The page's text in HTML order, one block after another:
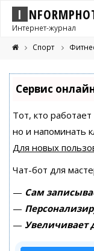
I NFORMPHO
Интернет-журнал
Спорт
Сервис
Тот, кто
но и напоминать
Для новых
Чат-бот для
— Сам
—
— Увеличивает